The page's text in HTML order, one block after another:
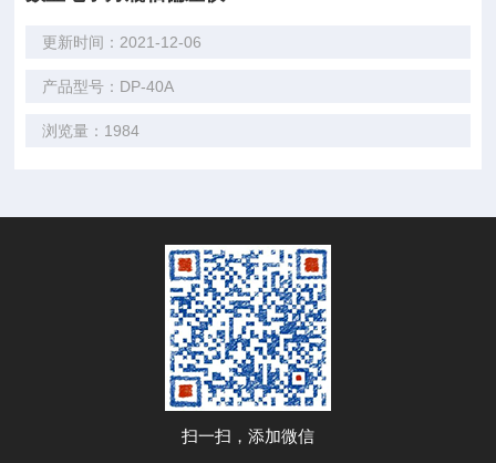
更新时间：2021-12-06
产品型号：DP-40A
浏览量：1984
扫一扫，添加微信